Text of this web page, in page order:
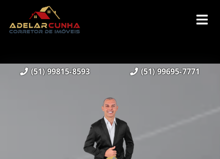
(51) 99815-8593 (51) 99695-7771